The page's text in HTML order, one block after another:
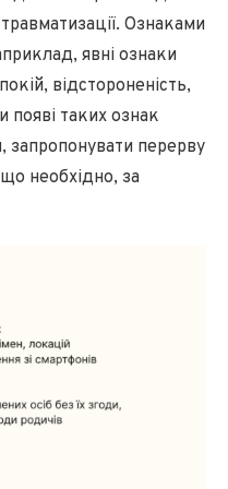
Ознаками
явні ознаки
відстороненість,
появі таких ознак
запропонувати перерву
необхідно, за